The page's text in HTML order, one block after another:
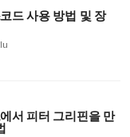
드 사용 방법 및 장
서 피터 그리핀을 만